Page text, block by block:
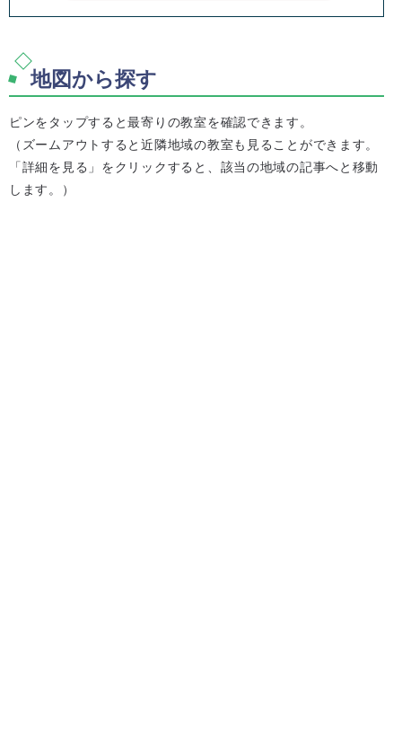
地図から探す
ピンをタップすると最寄りの教室を確認できます。
（ズームアウトすると近隣地域の教室も見ることができます。
「詳細を見る」をクリックすると、該当の地域の記事へと移動
します。）